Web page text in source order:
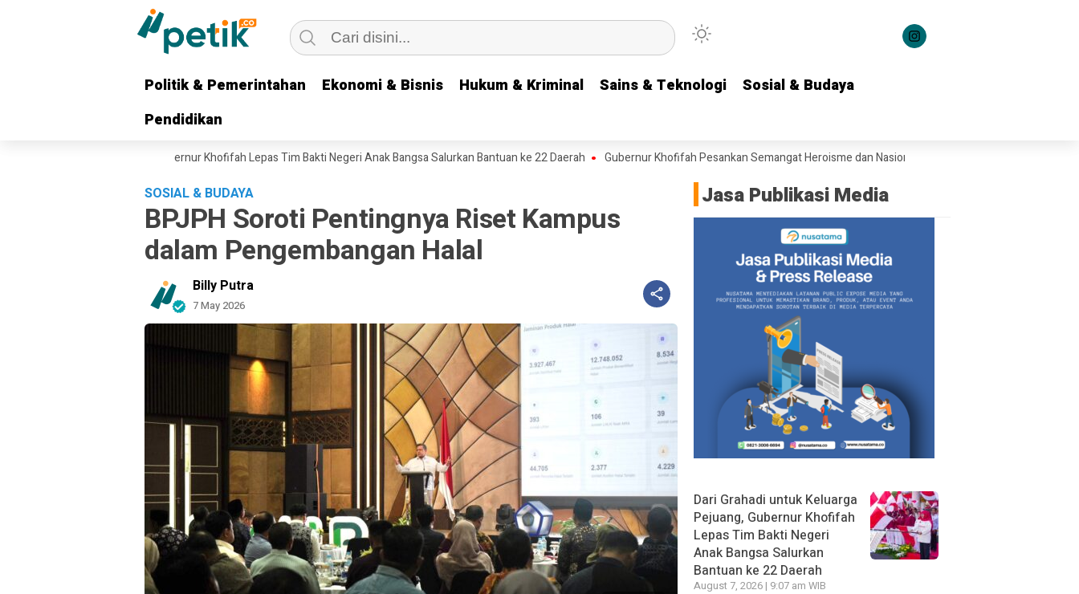
Politik & Pemerintahan Ekonomi & Bisnis Hukum & Kriminal Sains & Teknologi
Sosial & Budaya
Pendidikan
Politik & Pemerintahan Ekonomi & Bisnis Hukum & Kriminal Sains & Teknologi
Sosial & Budaya
Pendidikan
Keluarga Pejuang, Gubernur Khofifah Lepas Tim Bakti Negeri Anak Bangsa Salurkan Bantuan ke 22 Daerah Gubernur Khofifah Pesankan Semangat Heroisme dan Nasionalisme kepada 1.537 Kontingen
SOSIAL & BUDAYA
BPJPH Soroti Pentingnya Riset Kampus
dalam Pengembangan Halal
Billy Putra
7 May 2026
Jasa Publikasi Media
Dari Grahadi untuk Keluarga
Pejuang, Gubernur Khofifah
Lepas Tim Bakti Negeri
Anak Bangsa Salurkan
Bantuan ke 22 Daerah
August 7, 2026 | 9:07 am WIB